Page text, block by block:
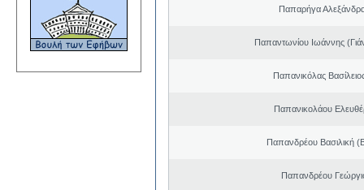
Παπαρήγα
Παπαντωνίου Ιωάννης
Παπανικόλας
Παπανικολάου
Παπανδρέου Βασιλική
Παπανδρέου